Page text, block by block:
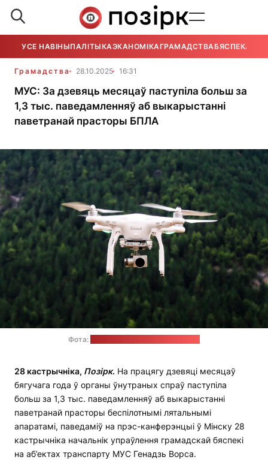
УСЕ НАВІНЫПАЛІТЫКАЭКАНОМІКАГРАМАДСТВАБЯСПЕКА
Грамадства 28.10.2025 16:31
МУС: За дзевяць месяцаў паступіла больш за
1,3 тыс. паведамленняў аб выкарыстанні
паветранай прасторы БПЛА
Фота:
28 кастрычніка, Позірк. На працягу дзевяці месяцаў
бягучага года ў органы ўнутраных спраў паступіла
больш за 1,3 тыс. паведамленняў аб выкарыстанні
паветранай прасторы беспілотнымі лятальнымі
апаратамі, паведаміў на прэс-канферэнцыі ў Мінску 28
кастрычніка начальнік упраўлення грамадскай бяспекі
на аб’ектах транспарту МУС Генадзь Ворса.